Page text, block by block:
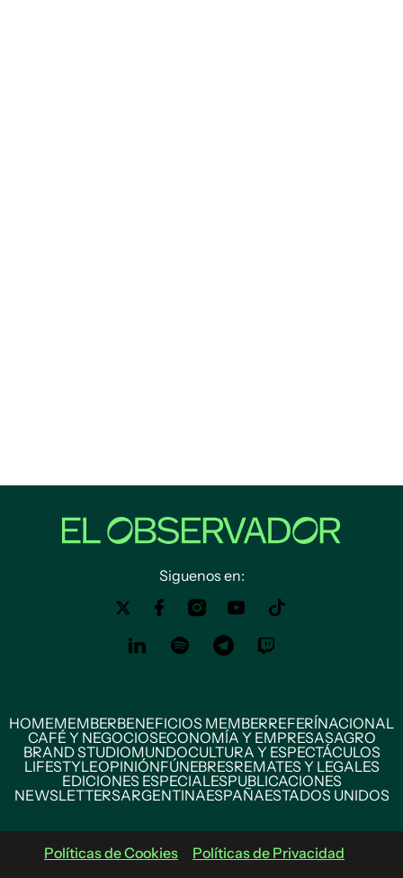
Siguenos en:
HOMEMEMBERBENEFICIOS MEMBERREFERÍNACIONAL
CAFÉ Y NEGOCIOSECONOMÍA Y EMPRESASAGRO
BRAND STUDIOMUNDOCULTURA Y ESPECTÁCULOS
LIFESTYLEOPINIÓNFÚNEBRESREMATES Y LEGALES
EDICIONES ESPECIALESPUBLICACIONES
NEWSLETTERSARGENTINAESPAÑAESTADOS UNIDOS
Políticas de Cookies
Políticas de Privacidad